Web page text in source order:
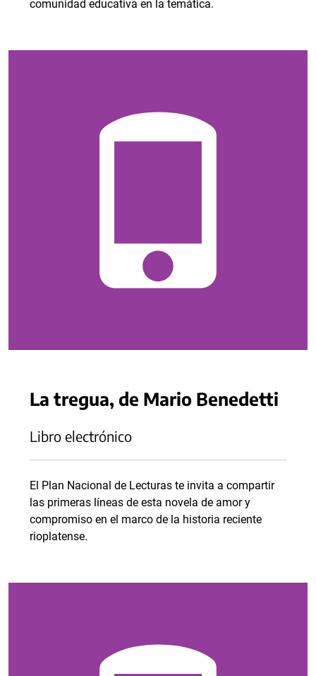
comunidad educativa en la temática.
La tregua, de Mario Benedetti
Libro electrónico
El Plan Nacional de Lecturas te invita a compartir
las primeras líneas de esta novela de amor y
compromiso en el marco de la historia reciente
rioplatense.